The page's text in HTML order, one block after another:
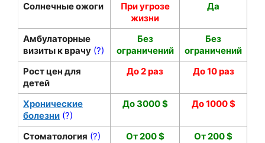
Солнечные ожоги
При угрозе
жизни
Да
Амбулаторные
визиты к врачу (?)
Без
ограничений
Без
ограничений
Рост цен для
детей
До 2 раз До 10 раз
Хронические
болезни (?)
До 3000 $ До 1000 $
Стоматология (?) От 200 $
От 200 $